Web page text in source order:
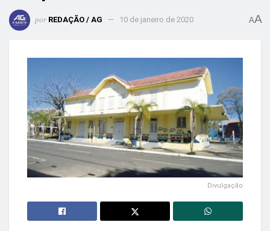
por REDAÇÃO / AG 10 de janeiro de 2020 AA
Divulgação